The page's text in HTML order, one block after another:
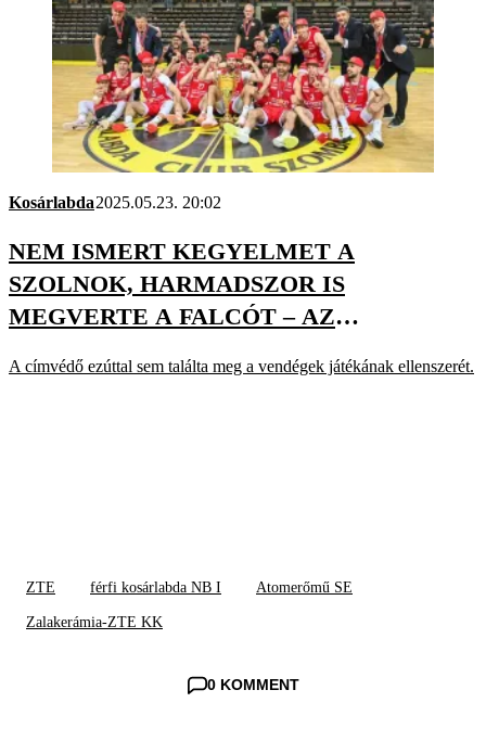
Kosárlabda2025.05.23. 20:02
NEM ISMERT KEGYELMET A
SZOLNOK, HARMADSZOR IS
MEGVERTE A FALCÓT – AZ
BAJNOKA!
A címvédő ezúttal sem találta meg a vendégek játékának ellenszerét.
ZTE férfi kosárlabda NB I Atomerőmű SE
Zalakerámia-ZTE KK
0 KOMMENT